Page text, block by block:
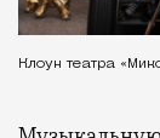
Клоун театра